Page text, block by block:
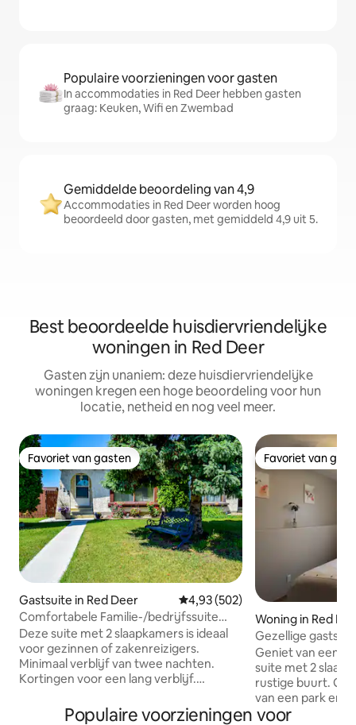
Populaire voorzieningen voor gasten
In accommodaties in Red Deer hebben gasten
graag: Keuken, Wifi en Zwembad
Gemiddelde beoordeling van 4,9
Accommodaties in Red Deer worden hoog
beoordeeld door gasten, met gemiddeld 4,9 uit 5.
Best beoordeelde huisdiervriendelijke
woningen in Red Deer
Gasten zijn unaniem: deze huisdiervriendelijke
woningen kregen een hoge beoordeling voor hun
locatie, netheid en nog veel meer.
Favoriet van gasten
Favoriet van gasten
Gastsuite in Red Deer Gemiddelde beoordeling van
4,93 (502)
Comfortabele Familie-/bedrijfssuite
★★★★
Deze suite met 2 slaapkamers is ideaal
voor gezinnen of zakenreizigers.
Minimaal verblijf van twee nachten.
Kortingen voor een lang verblijf.
(maximaal twee) zijn welkom (er is een
Favoriet van
Favoriet van
Woning in Red
Gezellige
en aparte ingang
Geniet van een
suite met 2
rustige buurt.
van een park en
een plein met
Populaire voorzieningen voor